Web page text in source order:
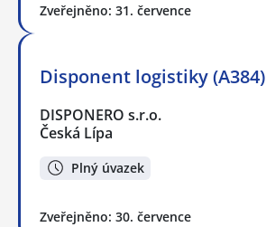
Zveřejněno: 31. července
Disponent logistiky (A384)
DISPONERO s.r.o.
Česká Lípa
Plný úvazek
Zveřejněno: 30. července